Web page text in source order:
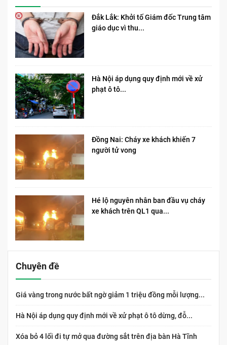
Đắk Lắk: Khởi tố Giám đốc Trung tâm
giáo dục vì thu...
Hà Nội áp dụng quy định mới về xử
phạt ô tô...
Đồng Nai: Cháy xe khách khiến 7
người tử vong​
Hé lộ nguyên nhân ban đầu vụ cháy
xe khách trên QL1 qua...
Chuyên đề
Giá vàng trong nước bất ngờ giảm 1 triệu đồng mỗi lượng...
Hà Nội áp dụng quy định mới về xử phạt ô tô dừng, đỗ...
Xóa bỏ 4 lối đi tự mở qua đường sắt trên địa bàn Hà Tĩnh